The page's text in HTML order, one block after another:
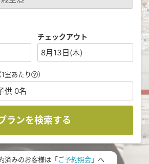
チェックアウト
8月13日(木)
1室あたり ）
供 0名
ランを検索する
済みのお客様は「ご予約照会」へ